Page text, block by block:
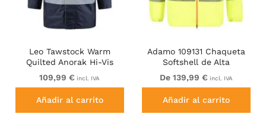
Leo Tawstock Warm
Quilted Anorak Hi-Vis
Yellow/Navy
109,99 € incl. IVA
Añadir al carrito
Adamo 109131 Chaqueta
Softshell de Alta
Visibilidad Amarillo
De 139,99 € incl. IVA
Añadir al carrito